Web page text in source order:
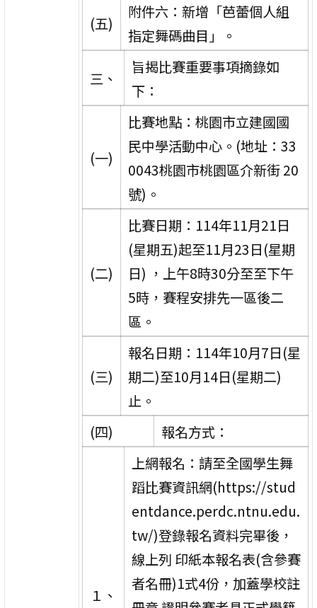
(五)
附件六：新增「芭蕾個人組
指定舞碼曲目」。
三、
旨揭比賽重要事項摘錄如
下：
(一)
比賽地點：桃園市立建國國
民中學活動中心。(地址：33
0043桃園市桃園區介新街 20
號)。
(二)
比賽日期：114年11月21日
(星期五)起至11月23日(星期
日) ，上午8時30分至至下午
5時，賽程安排先一區後二
區。
(三)
報名日期：114年10月7日(星
期二)至10月14日(星期二)
止。
(四)
報名方式：
１、
上網報名：請至全國學生舞
蹈比賽資訊網(https://stud
entdance.perdc.ntnu.edu.
tw/)登錄報名資料完畢後，
線上列 印紙本報名表(含參賽
者名冊)1式4份，加蓋學校註